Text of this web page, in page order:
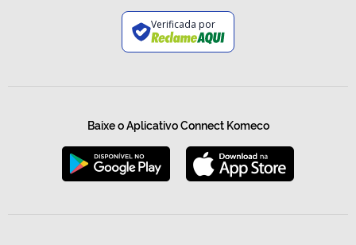
Verificada por
Baixe o Aplicativo Connect Komeco